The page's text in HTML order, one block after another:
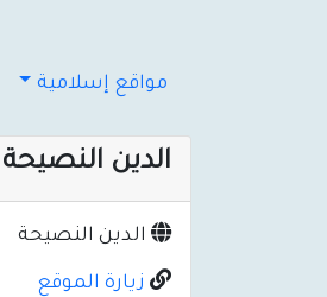
مواقع إسلامية
الدين النصيحة
الدين النصيحة
زيارة الموقع